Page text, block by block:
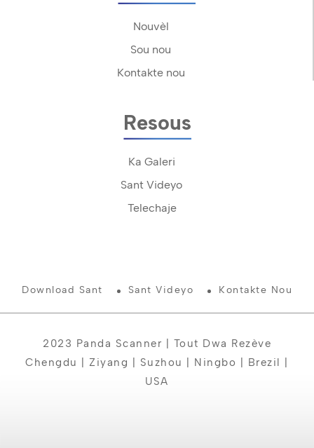
Nouvèl
Sou nou
Kontakte nou
Resous
Ka Galeri
Sant Videyo
Telechaje
Download Sant Sant Videyo Kontakte Nou
2023 Panda Scanner | Tout Dwa Rezève
Chengdu | Ziyang | Suzhou | Ningbo | Brezil |
USA